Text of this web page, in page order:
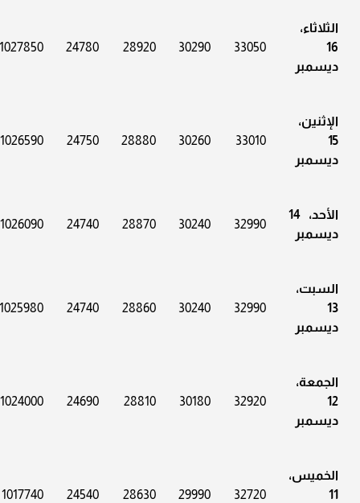
الثلاثاء،
16
ديسمبر
33050
30290
28920
24780
1027850
الإثنين،
15
ديسمبر
33010
30260
28880
24750
1026590
الأحد، 14
ديسمبر
32990
30240
28870
24740
1026090
السبت،
13
ديسمبر
32990
30240
28860
24740
1025980
الجمعة،
12
ديسمبر
32920
30180
28810
24690
1024000
الخميس،
11
32720
29990
28630
24540
1017740